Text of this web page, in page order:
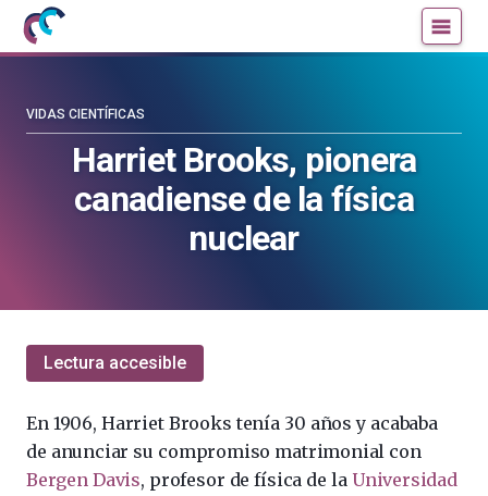
Mujeres
con
blog
Harriet Brooks, pionera
canadiense de la física
nuclear
VIDAS CIENTÍFICAS
Lectura accesible
En 1906, Harriet Brooks tenía 30 años y acababa
de anunciar su compromiso matrimonial con
Bergen Davis, profesor de física de la Universidad